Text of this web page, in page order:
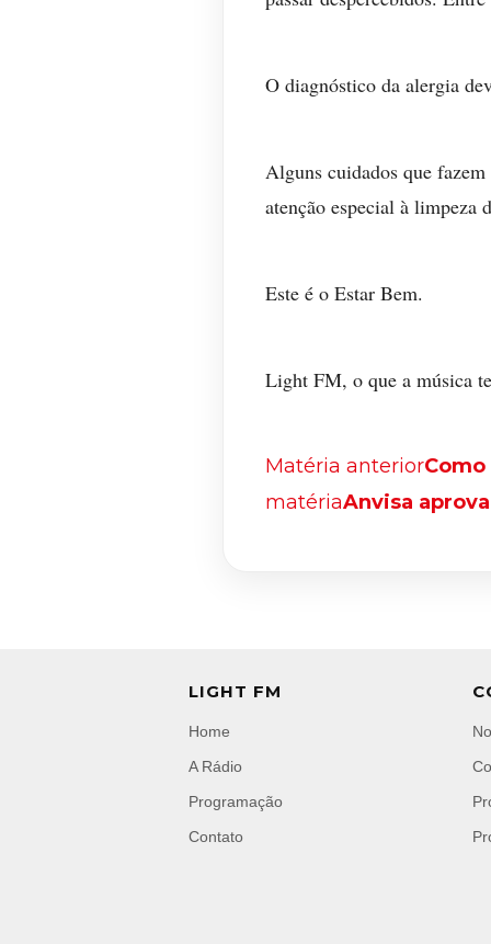
O diagnóstico da alergia
Alguns cuidados que
atenção especial à limpeza
Este é o Estar Bem.
Light FM, o que a música
Matéria anterior
matériaAnvisa
LIGHT FM
Home
A Rádio
Programação
Contato